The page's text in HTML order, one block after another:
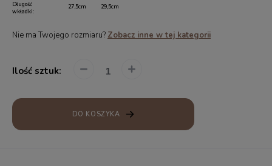
Długość
wkładki:
27,5cm 29,5cm
Nie ma Twojego rozmiaru? Zobacz inne w tej kategorii
Ilość sztuk:
DO KOSZYKA